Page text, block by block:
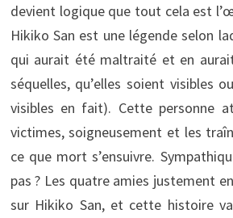
devient logique que tout cela est
Hikiko San est une légende selon
qui aurait été maltraité et en
séquelles, qu’elles soient visibles
visibles en fait). Cette personne
victimes, soigneusement et les
ce que mort s’ensuivre.
pas ? Les quatre amies justement
sur Hikiko San, et cette histoire